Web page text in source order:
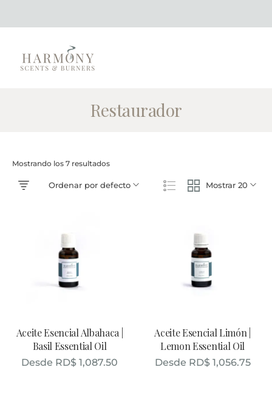
Restaurador
Mostrando los 7 resultados
Mostrar 20
Ordenar por defecto
Aceite Esencial Albahaca |
Basil Essential Oil
Desde RD$ 1,087.50
Aceite Esencial Limón |
Lemon Essential Oil
Desde RD$1,056.75